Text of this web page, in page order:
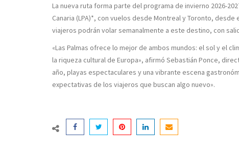
La nueva ruta forma parte del programa de invierno 2026-
Canaria (LPA)*, con vuelos desde Montreal y Toronto,
viajeros podrán volar semanalmente a este destino, con
«Las Palmas ofrece lo mejor de ambos mundos: el sol y el
la riqueza cultural de Europa», afirmó Sebastián Ponce,
año, playas espectaculares y una vibrante escena
expectativas de los viajeros que buscan algo nuevo».